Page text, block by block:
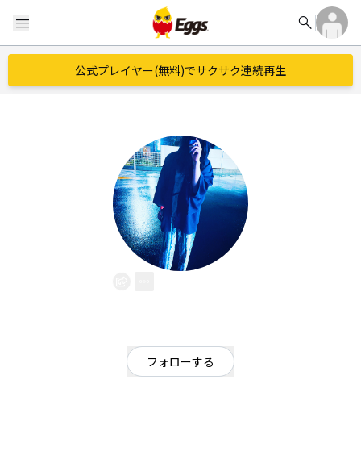
menu search
公式プレイヤー(無料)でサクサク連続再生
フォローする